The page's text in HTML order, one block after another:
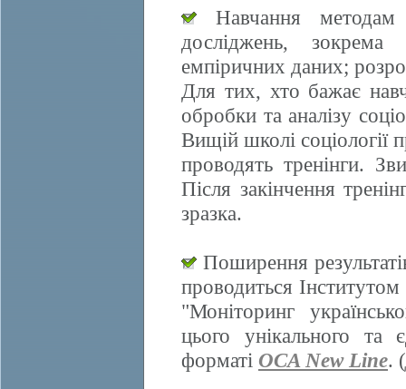
Навчання методам
досліджень, зокрема
емпіричних даних;
Для тих, хто бажає
обробки та аналізу
Вищій школі соціології
проводять тренінги.
Після закінчення
зразка.
Поширення
проводиться Інститутом
"Моніторинг
цього унікального та
форматі OCA New Line. (